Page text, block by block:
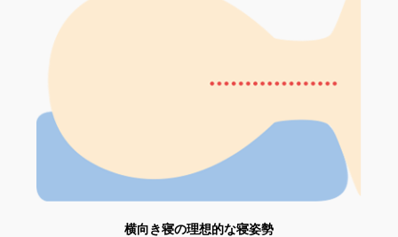
横向き寝の理想的な寝姿勢